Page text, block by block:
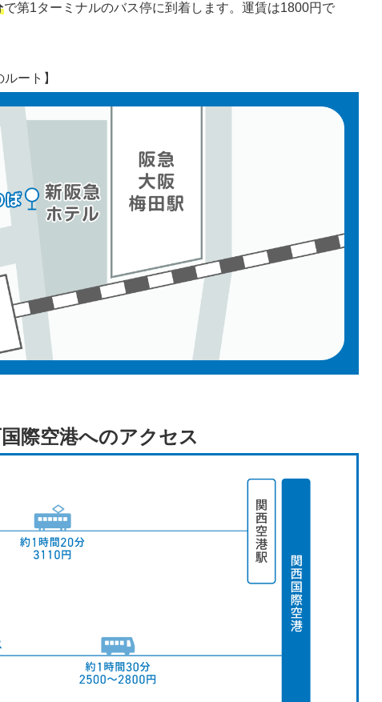
で第1ターミナルのバス停に到着します。運賃は1800円で
ート】
際空港へのアクセス